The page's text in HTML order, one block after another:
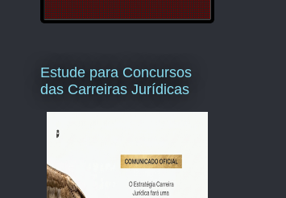
Estude para Concursos
das Carreiras Jurídicas